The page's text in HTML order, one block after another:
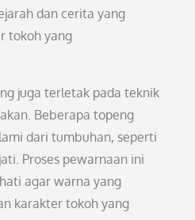
dan cerita yang
tokoh yang
juga terletak pada teknik
Beberapa topeng
dari tumbuhan, seperti
Proses pewarnaan ini
agar warna yang
karakter tokoh yang